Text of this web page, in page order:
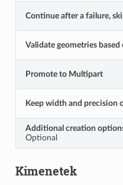
Continue after a failure,
Validate geometries
Promote to Multipart
Keep width and precision
Additional creation
Optional
Kimenetek